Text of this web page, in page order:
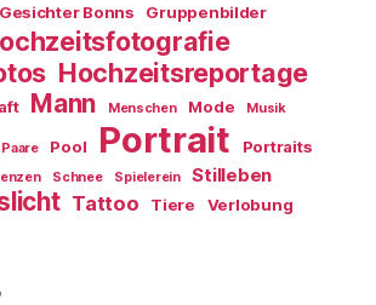
Gesichter Bonns Gruppenbilder
Hochzeitsreportage
Mann Menschen Mode Musik
Paare Pool Portrait Portraits
Schnee Spielerein Stilleben
Tattoo Tiere
Verlobung